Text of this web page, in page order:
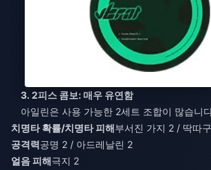
3. 2피스 콤보: 매우 유연함
아일린은 사용 가능한 2세트 조합이 많습니
치명타 확률/치명타 피해부서진 가지 2 / 딱따
공격력공명 2 / 아드레날린 2
얼음 피해극지 2